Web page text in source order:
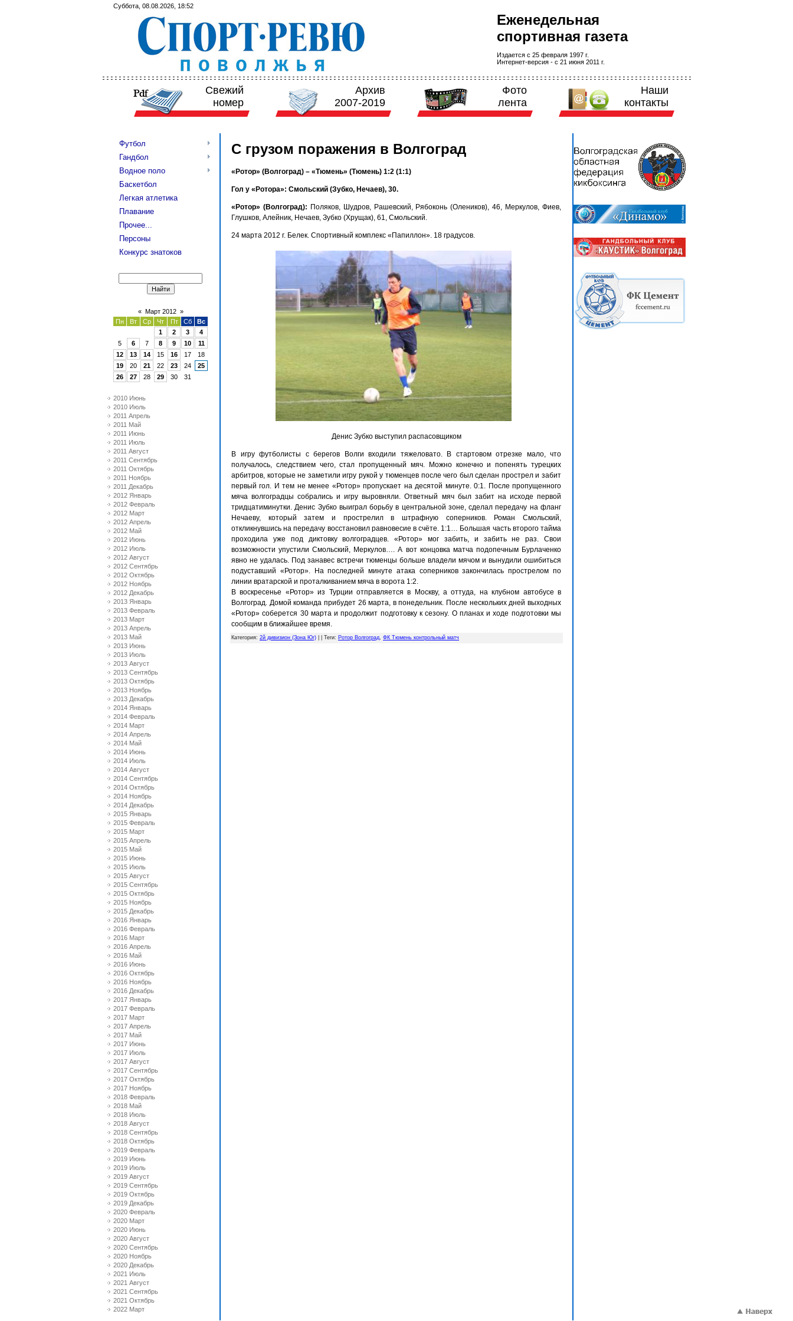
Суббота, 08.08.2026, 18:52
Еженедельная
спортивная газета
Издается с 25 февраля 1997 г.
Интернет-версия - с 21 июня 2011 г.
Свежий
номер
Архив
2007-2019
Фото
лента
Наши
контакты
Футбол
Гандбол
Водное поло
Баскетбол
Легкая атлетика
Плавание
Прочее...
Персоны
Конкурс знатоков
« Март 2012 »
Пн
Вт Ср Чт Пт Сб
Вс
1
2 3
4
5
6 7 8 9 10
11
12
13 14 15 16 17
18
19
20 21 22 23 24
25
26
27 28 29 30 31
2010 Июнь
2010 Июль
2011 Апрель
2011 Май
2011 Июнь
2011 Июль
2011 Август
2011 Сентябрь
2011 Октябрь
2011 Ноябрь
2011 Декабрь
2012 Январь
2012 Февраль
2012 Март
2012 Апрель
2012 Май
2012 Июнь
2012 Июль
2012 Август
2012 Сентябрь
2012 Октябрь
2012 Ноябрь
2012 Декабрь
2013 Январь
2013 Февраль
2013 Март
2013 Апрель
2013 Май
2013 Июнь
2013 Июль
2013 Август
2013 Сентябрь
2013 Октябрь
2013 Ноябрь
2013 Декабрь
2014 Январь
2014 Февраль
2014 Март
2014 Апрель
2014 Май
2014 Июнь
2014 Июль
2014 Август
2014 Сентябрь
2014 Октябрь
2014 Ноябрь
2014 Декабрь
2015 Январь
2015 Февраль
2015 Март
2015 Апрель
2015 Май
2015 Июнь
2015 Июль
2015 Август
2015 Сентябрь
2015 Октябрь
2015 Ноябрь
2015 Декабрь
2016 Январь
2016 Февраль
2016 Март
2016 Апрель
2016 Май
2016 Июнь
2016 Октябрь
2016 Ноябрь
2016 Декабрь
2017 Январь
2017 Февраль
2017 Март
2017 Апрель
2017 Май
2017 Июнь
2017 Июль
2017 Август
2017 Сентябрь
2017 Октябрь
2017 Ноябрь
2018 Февраль
2018 Май
2018 Июль
2018 Август
2018 Сентябрь
2018 Октябрь
2019 Февраль
2019 Июнь
2019 Июль
2019 Август
2019 Сентябрь
2019 Октябрь
2019 Декабрь
2020 Февраль
2020 Март
2020 Июнь
2020 Август
2020 Сентябрь
2020 Ноябрь
2020 Декабрь
2021 Июль
2021 Август
2021 Сентябрь
2021 Октябрь
2022 Март
С грузом поражения в Волгоград
«Ротор» (Волгоград) – «Тюмень» (Тюмень) 1:2 (1:1)
Гол у «Ротора»: Смольский (Зубко, Нечаев), 30.
«Ротор» (Волгоград): Поляков, Шудров, Рашевский, Рябоконь (Олеников), 46, Меркулов, Фиев,
Глушков, Алейник, Нечаев, Зубко (Хрущак), 61, Смольский.
24 марта 2012 г. Белек. Спортивный комплекс «Папиллон». 18 градусов.
Денис Зубко выступил распасовщиком
В игру футболисты с берегов Волги входили тяжеловато. В стартовом отрезке мало, что
получалось, следствием чего, стал пропущенный мяч. Можно конечно и попенять турецких
арбитров, которые не заметили игру рукой у тюменцев после чего был сделан прострел и забит
первый гол. И тем не менее «Ротор» пропускает на десятой минуте. 0:1. После пропущенного
мяча волгоградцы собрались и игру выровняли. Ответный мяч был забит на исходе первой
тридцатиминутки. Денис Зубко выиграл борьбу в центральной зоне, сделал передачу на фланг
Нечаеву, который затем и прострелил в штрафную соперников. Роман Смольский,
откликнувшись на передачу восстановил равновесие в счёте. 1:1… Большая часть второго тайма
проходила уже под диктовку волгоградцев. «Ротор» мог забить, и забить не раз. Свои
возможности упустили Смольский, Меркулов…. А вот концовка матча подопечным Бурлаченко
явно не удалась. Под занавес встречи тюменцы больше владели мячом и вынудили ошибиться
подуставший «Ротор». На последней минуте атака соперников закончилась прострелом по
линии вратарской и проталкиванием мяча в ворота 1:2.
В воскресенье «Ротор» из Турции отправляется в Москву, а оттуда, на клубном автобусе в
Волгоград. Домой команда прибудет 26 марта, в понедельник. После нескольких дней выходных
«Ротор» соберется 30 марта и продолжит подготовку к сезону. О планах и ходе подготовки мы
сообщим в ближайшее время.
Категория: 2й дивизион (Зона Юг) Теги: Ротор Волгоград, ФК Тюмень контрольный матч